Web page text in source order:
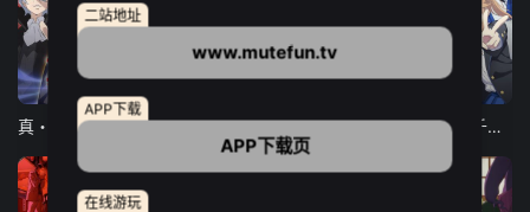
12集全
真・进化果 实不知不觉踏上胜利的人生
12集全
东京猫猫 NEW～♡
13集全
弹珠汽水瓶里的千岁同学
二站地址
www.mutefun.tv
APP下载
APP下载页
在线游玩